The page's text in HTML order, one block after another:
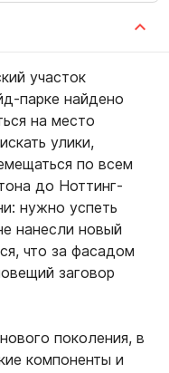
участок
парке найдено
на место
улики,
по всем
до Ноттинг-
нужно успеть
нанесли новый
что за фасадом
заговор
поколения, в
компоненты и